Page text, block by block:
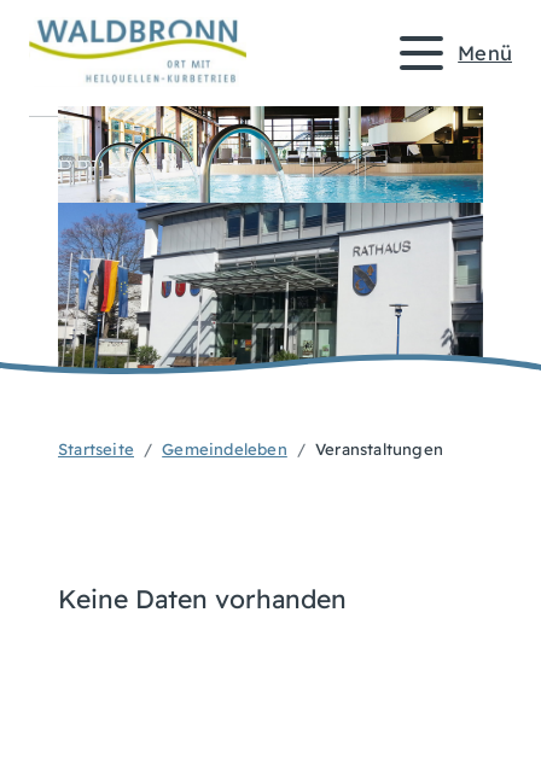
Menü
Startseite Gemeindeleben Veranstaltungen
Keine Daten vorhanden